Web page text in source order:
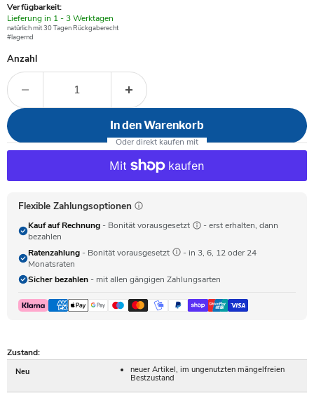
Verfügbarkeit:
Verfügbar
-
Lieferung in 1 - 3 Werktagen
natürlich mit 30 Tagen Rückgaberecht
#lagernd
Anzahl
In den Warenkorb
Flexible Zahlungsoptionen
Kauf auf Rechnung - Bonität vorausgesetzt
- erst erhalten, dann
bezahlen
Ratenzahlung - Bonität vorausgesetzt
- in 3, 6, 12 oder 24
Monatsraten
Sicher bezahlen - mit allen gängigen Zahlungsarten
Zustand:
Neu
neuer Artikel, im ungenutzten mängelfreien
Bestzustand